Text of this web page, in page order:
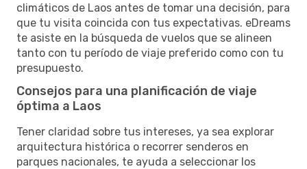
climáticos de Laos antes de tomar una decisión, para
que tu visita coincida con tus expectativas. eDreams
te asiste en la búsqueda de vuelos que se alineen
tanto con tu período de viaje preferido como con tu
presupuesto.
Consejos para una planificación de viaje
óptima a Laos
Tener claridad sobre tus intereses, ya sea explorar
arquitectura histórica o recorrer senderos en
parques nacionales, te ayuda a seleccionar los